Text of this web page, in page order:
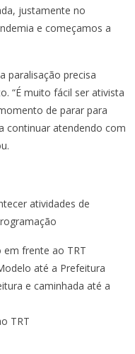
justamente no
e começamos a
paralisação precisa
“É muito fácil ser ativista
de parar para
continuar atendendo com
atividades de
em frente ao TRT
até a Prefeitura
e caminhada até a
TRT